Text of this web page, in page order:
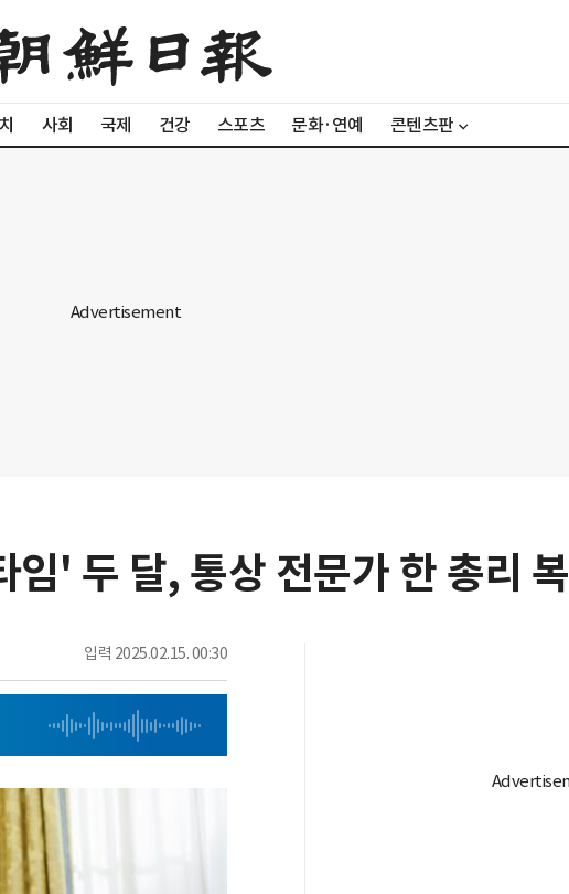
사회 국제 건강 스포츠 문화·연예 콘텐츠판
' 두 달, 통상 전문가 한 총리
입력 2025.02.15. 00:30